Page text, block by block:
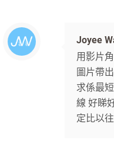
Joyee
用影片
圖片帶
求係最
線 好睇
定比以